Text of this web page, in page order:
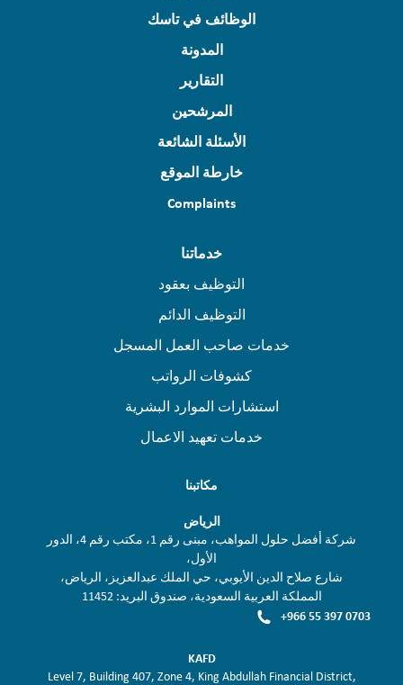
الوظائف في تاسك
المدونة
التقارير
المرشحين
الأسئلة الشائعة
خارطة الموقع
Complaints
خدماتنا
التوظيف بعقود
التوظيف الدائم
خدمات صاحب العمل المسجل
كشوفات الرواتب
استشارات الموارد البشرية
خدمات تعهيد الاعمال
مكاتبنا
الرياض
شركة أفضل حلول المواهب، مبنى رقم 1، مكتب رقم 4، الدور
الأول،
شارع صلاح الدين الأيوبي، حي الملك عبدالعزيز، الرياض،
المملكة العربية السعودية، صندوق البريد: 11452
+966 55 397 0703
KAFD
Level 7, Building 407, Zone 4, King Abdullah Financial District,